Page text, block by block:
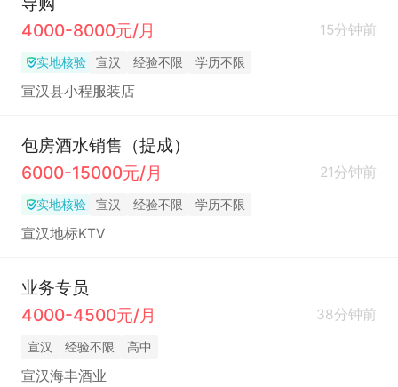
4000-8000元/月
15分钟前
实地核验 宣汉 经验不限 学历不限
宣汉县小程服装店
包房酒水销售（提成）
6000-15000元/月
21分钟前
实地核验 宣汉 经验不限 学历不限
宣汉地标KTV
业务专员
4000-4500元/月
38分钟前
宣汉 经验不限 高中
宣汉海丰酒业